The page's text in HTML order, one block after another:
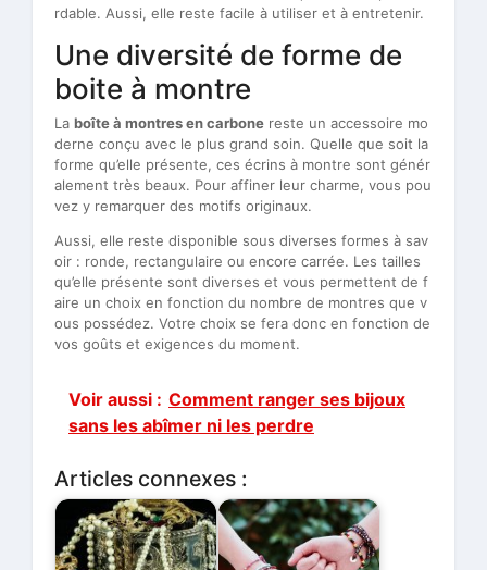
rdable. Aussi, elle reste facile à utiliser et à entretenir.
Une diversité de forme de
boite à montre
La boîte à montres en carbone reste un accessoire mo
derne conçu avec le plus grand soin. Quelle que soit la
forme qu’elle présente, ces écrins à montre sont génér
alement très beaux. Pour affiner leur charme, vous pou
vez y remarquer des motifs originaux.
Aussi, elle reste disponible sous diverses formes à sav
oir : ronde, rectangulaire ou encore carrée. Les tailles
qu’elle présente sont diverses et vous permettent de f
aire un choix en fonction du nombre de montres que v
ous possédez. Votre choix se fera donc en fonction de
vos goûts et exigences du moment.
Voir aussi : Comment ranger ses bijoux
sans les abîmer ni les perdre
Articles connexes :